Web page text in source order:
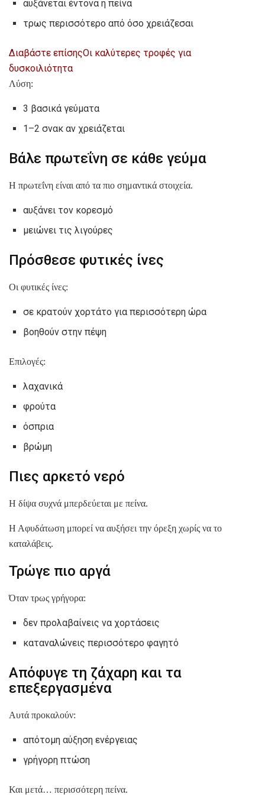
αυξάνεται έντονα η πείνα
τρως περισσότερο από όσο χρειάζεσαι
Διαβάστε επίσηςΟι καλύτερες τροφές για
δυσκοιλιότητα
Λύση:
3 βασικά γεύματα
1–2 σνακ αν χρειάζεται
Βάλε πρωτεΐνη σε κάθε γεύμα
Η πρωτεΐνη είναι από τα πιο σημαντικά στοιχεία.
αυξάνει τον κορεσμό
μειώνει τις λιγούρες
Πρόσθεσε φυτικές ίνες
Οι φυτικές ίνες:
σε κρατούν χορτάτο για περισσότερη ώρα
βοηθούν στην πέψη
Επιλογές:
λαχανικά
φρούτα
όσπρια
βρώμη
Πιες αρκετό νερό
Η δίψα συχνά μπερδεύεται με πείνα.
Η Αφυδάτωση μπορεί να αυξήσει την όρεξη χωρίς να το
καταλάβεις.
Τρώγε πιο αργά
Όταν τρως γρήγορα:
δεν προλαβαίνεις να χορτάσεις
καταναλώνεις περισσότερο φαγητό
Απόφυγε τη ζάχαρη και τα
επεξεργασμένα
Αυτά προκαλούν:
απότομη αύξηση ενέργειας
γρήγορη πτώση
Και μετά… περισσότερη πείνα.